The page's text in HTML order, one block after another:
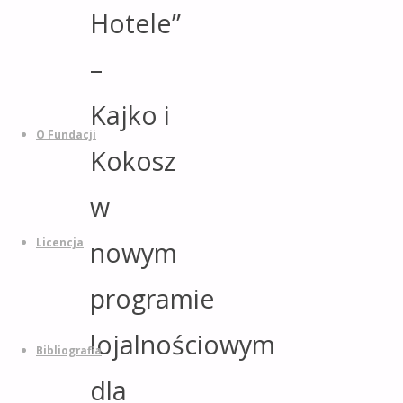
treści
O Fundacji
Licencja
Bibliografia
Hotele”
–
Kajko i
Kokosz
w
nowym
programie
lojalnościowym
dla